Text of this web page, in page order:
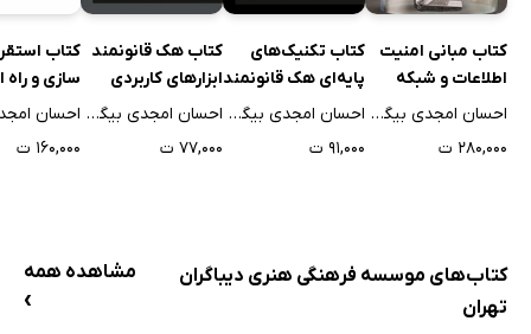
کتاب مبانی امنیت
اطلاعات و شبکه
+SECURITY
احسان امجدی بیگوند
۲۸۰,۰۰۰ ت
کتاب تکنیک‌های
پایه‌ای هک قانونمند
احسان امجدی بیگوند
۹۱,۰۰۰ ت
کتاب هک قانونمند
ابزارهای کاربردی
احسان امجدی بیگوند
۷۷,۰۰۰ ت
کتاب
سازی و راه
فورتی وب
۱۶۰,۰۰۰ ت
کتاب‌های موسسه فرهنگی هنری دیباگران
تهران
مشاهده همه
›